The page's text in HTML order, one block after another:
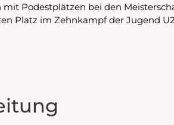
Podestplätzen bei den
Platz im Zehnkampf der Jugend